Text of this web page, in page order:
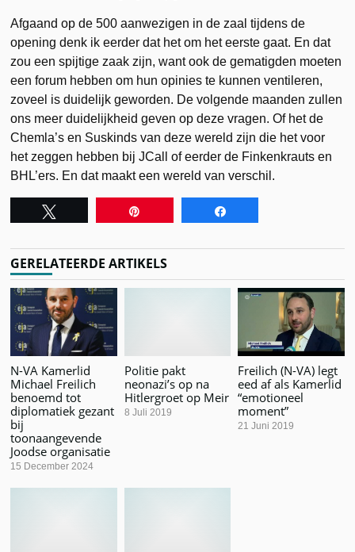
Afgaand op de 500 aanwezigen in de zaal tijdens de
opening denk ik eerder dat het om het eerste gaat. En dat
zou een spijtige zaak zijn, want ook de gematigden moeten
een forum hebben om hun opinies te kunnen ventileren,
zoveel is duidelijk geworden. De volgende maanden zullen
ons meer duidelijkheid geven op deze vragen. Of het de
Chemla’s en Suskinds van deze wereld zijn die het voor
het zeggen hebben bij JCall of eerder de Finkenkrauts en
BHL’ers. En dat maakt een wereld van verschil.
GERELATEERDE ARTIKELS
N-VA Kamerlid
Michael Freilich
benoemd tot
diplomatiek gezant
bij
toonaangevende
Joodse organisatie
15 December 2024
Politie pakt
neonazi’s op na
Hitlergroet op Meir
8 Juli 2019
Freilich (N-VA) legt
eed af als Kamerlid
“emotioneel
moment”
21 Juni 2019